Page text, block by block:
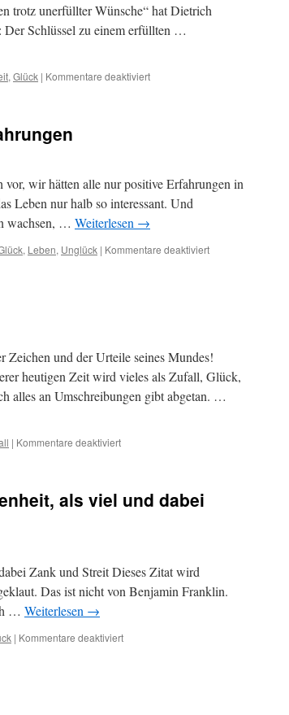
trotz unerfüllter Wünsche“ hat Dietrich
Schlüssel zu einem erfüllten …
, Glück | Kommentare deaktiviertfür
wir hätten alle nur positive Erfahrungen in
Leben nur halb so interessant. Und
wachsen, … Weiterlesen →
, Leben, Unglück | Kommentare deaktiviertfür
Zeichen und der Urteile seines Mundes!
heutigen Zeit wird vieles als Zufall, Glück,
alles an Umschreibungen gibt abgetan. …
| Kommentare deaktiviertfür
als viel und dabei
Zank und Streit Dieses Zitat wird
Das ist nicht von Benjamin Franklin.
… Weiterlesen →
| Kommentare deaktiviertfür